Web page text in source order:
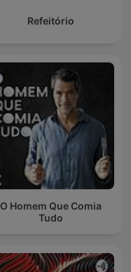
Refeitório
O Homem Que Comia
Tudo